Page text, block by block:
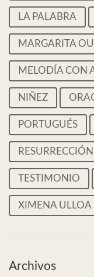
LA PALABRA
MARGARITA
MELODÍA CON
NIÑEZ
PORTUGUÉS
RESURRECCIÓN
TESTIMONIO
XIMENA
Archivos